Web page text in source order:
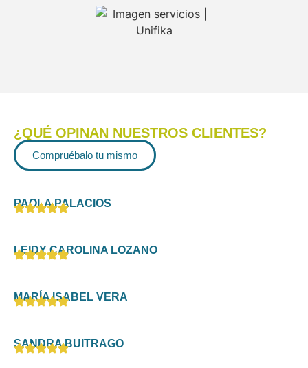
¿QUÉ OPINAN NUESTROS CLIENTES?
Compruébalo tu mismo
PAOLA PALACIOS
LEIDY CAROLINA LOZANO
MARÍA ISABEL VERA
SANDRA BUITRAGO